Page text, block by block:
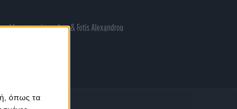
όπως τα
byporcupine colors& Fotis Alexandrou